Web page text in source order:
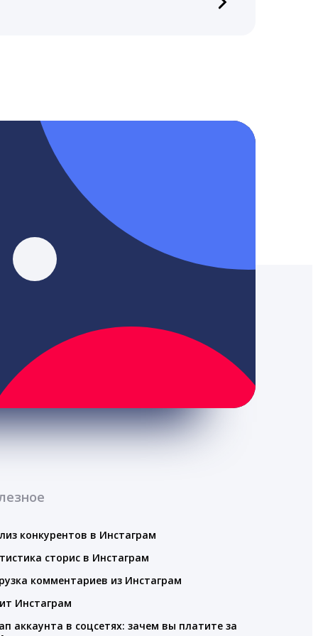
конкурентов в Инстаграм
сторис в Инстаграм
комментариев из Инстаграм
Инстаграм
аккаунта в соцсетях: зачем вы платите за